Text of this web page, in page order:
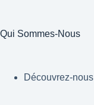
Qui Sommes-Nous
Découvrez-nous